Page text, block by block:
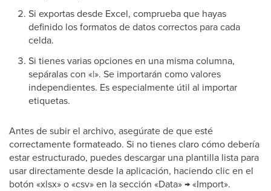
Si exportas desde Excel, comprueba que hayas
definido los formatos de datos correctos para cada
celda.
Si tienes varias opciones en una misma columna,
sepáralas con «|». Se importarán como valores
independientes. Es especialmente útil al importar
etiquetas.
Antes de subir el archivo, asegúrate de que esté
correctamente formateado. Si no tienes claro cómo debería
estar estructurado, puedes descargar una plantilla lista para
usar directamente desde la aplicación, haciendo clic en el
botón «xlsx» o «csv» en la sección «Data» → «Import».